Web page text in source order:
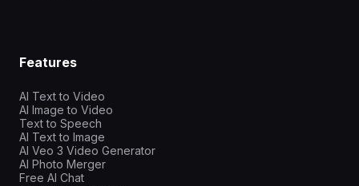
Features
AI Text to Video
AI Image to Video
Text to Speech
AI Text to Image
AI Veo 3 Video Generator
AI Photo Merger
Free AI Chat